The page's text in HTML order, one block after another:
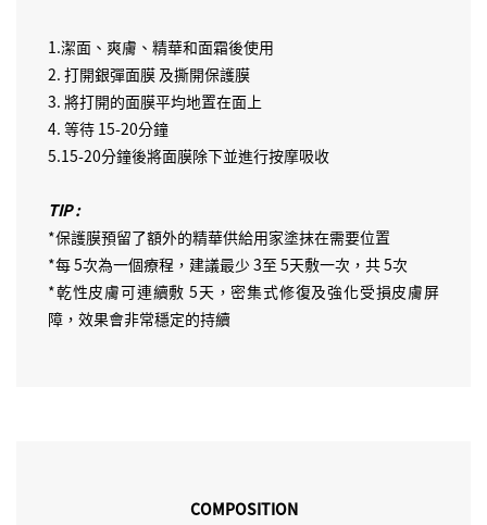
1.潔面、爽膚、精華和面霜後使用
2. 打開銀彈面膜 及撕開保護膜
3. 將打開的面膜平均地置在面上
4. 等待 15-20分鐘
5.15-20分鐘後將面膜除下並進行按摩吸收
TIP :
*保護膜預留了額外的精華供給用家塗抹在需要位置
*每 5次為一個療程，建議最少 3至 5天敷一次，共 5次
*乾性皮膚可連續敷 5天，密集式修復及強化受損皮膚屏
障，效果會非常穩定的持續
COMPOSITION